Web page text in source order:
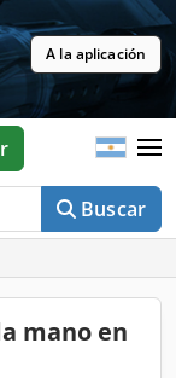
A la aplicación
Buscar
mano en